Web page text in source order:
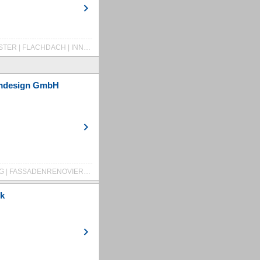
DACHSTÜHLE | FACHWERKBAU | FENSTER | FLACHDACH | INNENAUSBAU | PHOTOVOLTAIK | REPARATUR
GmbH
BODENBELÄGE | FASSADENDÄMMUNG | FASSADENRENOVIERUNG | FUSSBÖDEN | MALER | MALERMEISTER